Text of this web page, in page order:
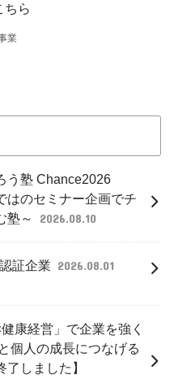
ちら
う塾 Chance2026
はのセミナー企画でチ
塾～
2026.08.10
証企業 2026.08.01
健康経営」で企業を強く
個人の成長につなげる
しました】